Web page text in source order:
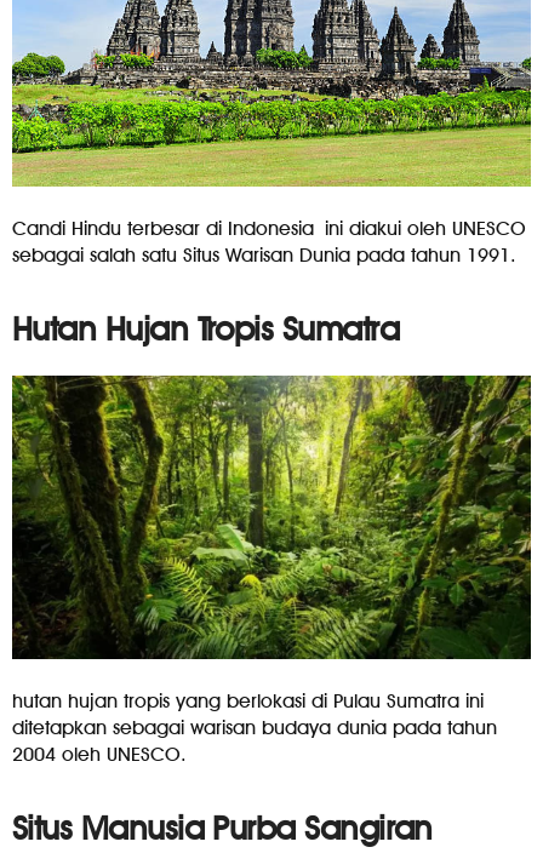
Candi Hindu terbesar di Indonesia ini diakui oleh UNESCO
sebagai salah satu Situs Warisan Dunia pada tahun 1991.
Hutan Hujan Tropis Sumatra
hutan hujan tropis yang berlokasi di Pulau Sumatra ini
ditetapkan sebagai warisan budaya dunia pada tahun
2004 oleh UNESCO.
Situs Manusia Purba Sangiran